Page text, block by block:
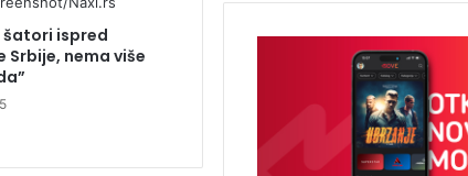
šatori ispred
Srbije, nema više